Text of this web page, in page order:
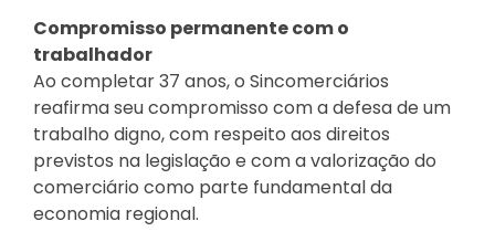
Compromisso permanente com o
trabalhador
Ao completar 37 anos, o Sincomerciários
reafirma seu compromisso com a defesa de um
trabalho digno, com respeito aos direitos
previstos na legislação e com a valorização do
comerciário como parte fundamental da
economia regional.